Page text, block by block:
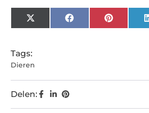
X
(Twitter)
FacebookPinterest
Tags:
Dieren
Delen: